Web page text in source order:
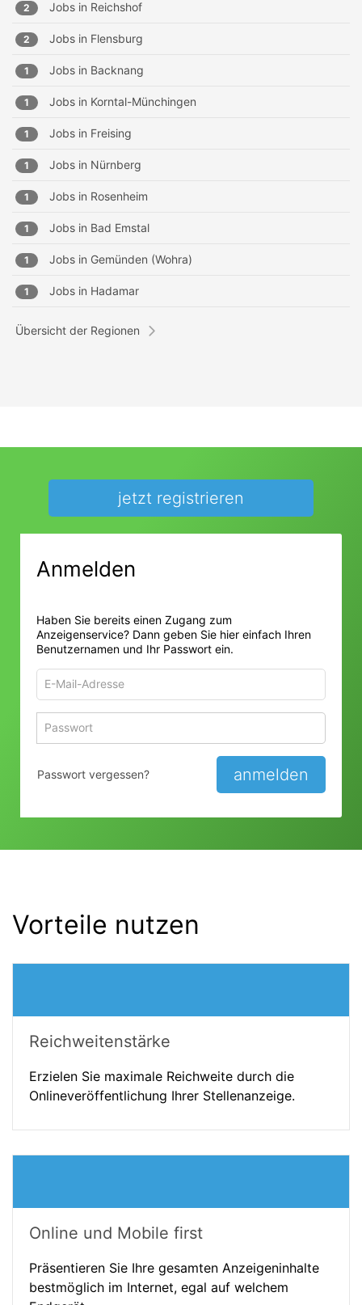
2 Jobs in Reichshof
2 Jobs in Flensburg
1 Jobs in Backnang
1 Jobs in Korntal-Münchingen
1 Jobs in Freising
1 Jobs in Nürnberg
1 Jobs in Rosenheim
1 Jobs in Bad Emstal
1 Jobs in Gemünden (Wohra)
1 Jobs in Hadamar
Übersicht der Regionen
jetzt registrieren
Anmelden
Haben Sie bereits einen Zugang zum
Anzeigenservice? Dann geben Sie hier einfach Ihren
Benutzernamen und Ihr Passwort ein.
Adresse
zum
Anmelden
anmelden
Passwort vergessen?
Vorteile nutzen
Reichweitenstärke
Erzielen Sie maximale Reichweite durch die
Onlineveröffentlichung Ihrer Stellenanzeige.
Online und Mobile first
Präsentieren Sie Ihre gesamten Anzeigeninhalte
bestmöglich im Internet, egal auf welchem